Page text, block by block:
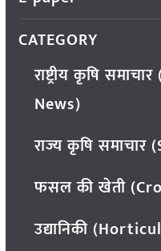
CATEGORY
राष्ट्रीय कृषि
News)
राज्य कृषि
फसल की खेती
उद्यानिकी